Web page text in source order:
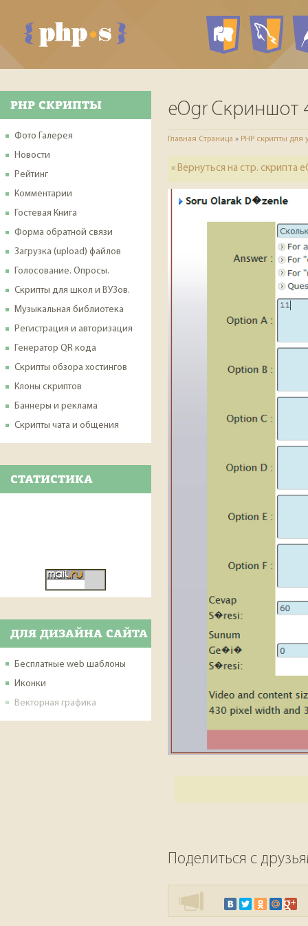
PHP
PHP СКРИПТЫ
Фото Галерея
Новости
Рейтинг
Комментарии
Гостевая Книга
Форма обратной связи
Загрузка (upload) файлов
Голосование. Опросы.
Скрипты для школ и ВУЗов.
Музыкальная библиотека
Регистрация и авторизация
Генератор QR кода
Скрипты обзора хостингов
Клоны скриптов
Баннеры и реклама
Скрипты чата и общения
СТАТИСТИКА
ДЛЯ ДИЗАЙНА САЙТА
Бесплатные web шаблоны
Иконки
Векторная графика
eOgr Скриншот
Главная Страница » PHP скрипты для
« Вернуться на стр. скрипта
Поделиться с